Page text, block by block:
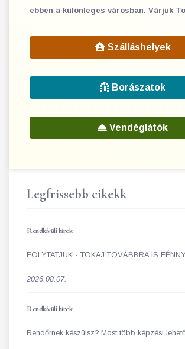
ebben a különleges városban. Várjuk
Szálláshelyek
Borászatok
Vendéglátók
Legfrissebb cikekk
Rendkívüli hírek:
FOLYTATJUK - TOKAJ TOVÁBBRA IS
2026.08.07.
Rendkívüli hírek:
Rendőrnek készülsz? Most több képzési